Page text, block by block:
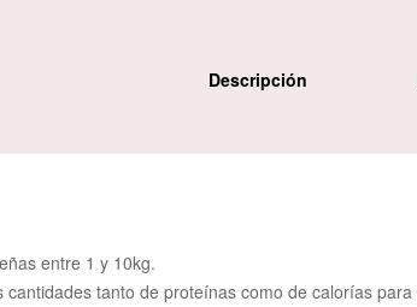
Descripción
entre 1 y 10kg.
tanto de proteínas como de calorías